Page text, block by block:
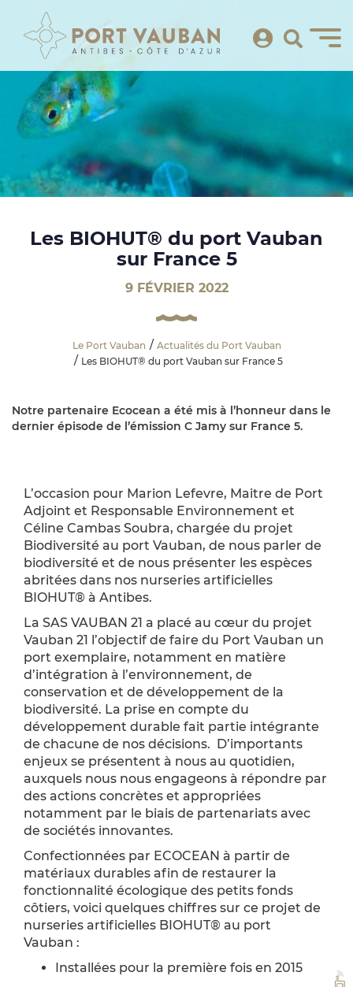
Les BIOHUT® du port Vauban
sur France 5
9 FÉVRIER 2022
Le Port Vauban
Actualités du Port Vauban
Les BIOHUT® du port Vauban sur France 5
Notre partenaire Ecocean a été mis à l’honneur dans le
dernier épisode de l’émission C Jamy sur France 5.
L’occasion pour Marion Lefevre, Maitre de Port
Adjoint et Responsable Environnement et
Céline Cambas Soubra, chargée du projet
Biodiversité au port Vauban, de nous parler de
biodiversité et de nous présenter les espèces
abritées dans nos nurseries artificielles
BIOHUT® à Antibes.
La SAS VAUBAN 21 a placé au cœur du projet
Vauban 21 l’objectif de faire du Port Vauban un
port exemplaire, notamment en matière
d’intégration à l’environnement, de
conservation et de développement de la
biodiversité. La prise en compte du
développement durable fait partie intégrante
de chacune de nos décisions. D’importants
enjeux se présentent à nous au quotidien,
auxquels nous nous engageons à répondre par
des actions concrètes et appropriées
notamment par le biais de partenariats avec
de sociétés innovantes.
Confectionnées par ECOCEAN à partir de
matériaux durables afin de restaurer la
fonctionnalité écologique des petits fonds
côtiers, voici quelques chiffres sur ce projet de
nurseries artificielles BIOHUT® au port
Vauban :
Installées pour la première fois en 2015